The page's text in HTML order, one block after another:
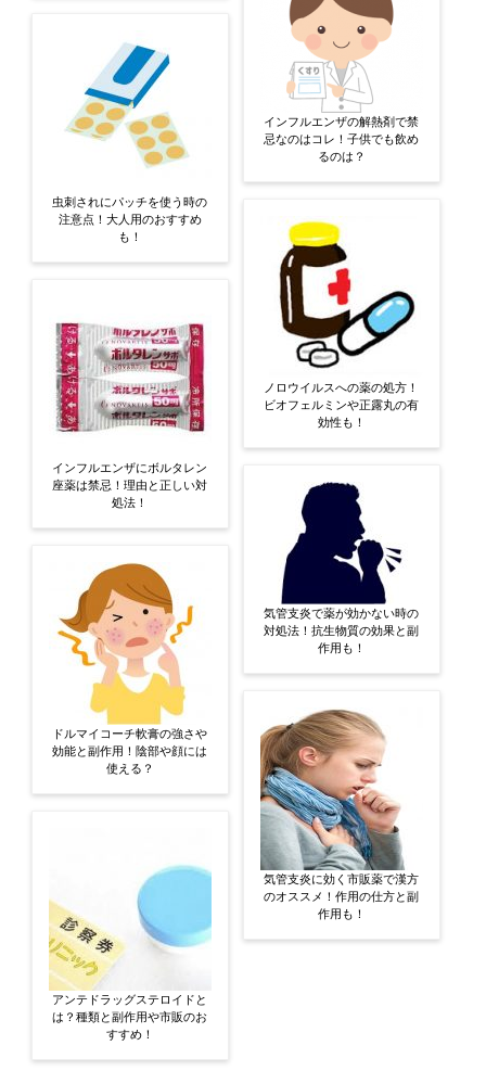
虫刺されにパッチを使う時の
注意点！大人用のおすすめ
も！
インフルエンザにボルタレン
座薬は禁忌！理由と正しい対
処法！
ドルマイコーチ軟膏の強さや
効能と副作用！陰部や顔には
使える？
アンテドラッグステロイドと
は？種類と副作用や市販のお
すすめ！
インフルエンザの解熱剤で禁
忌なのはコレ！子供でも飲め
るのは？
ノロウイルスへの薬の処方！
ビオフェルミンや正露丸の有
効性も！
気管支炎で薬が効かない時の
対処法！抗生物質の効果と副
作用も！
気管支炎に効く市販薬で漢方
のオススメ！作用の仕方と副
作用も！